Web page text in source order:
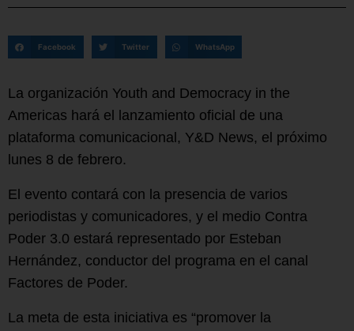
Facebook Twitter WhatsApp
La organización Youth and Democracy in the
Americas hará el lanzamiento oficial de una
plataforma comunicacional, Y&D News, el próximo
lunes 8 de febrero.
El evento contará con la presencia de varios
periodistas y comunicadores, y el medio Contra
Poder 3.0 estará representado por Esteban
Hernández, conductor del programa en el canal
Factores de Poder.
La meta de esta iniciativa es “promover la